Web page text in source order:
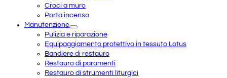
Croci a muro
Porta incenso
Manutenzione
Pulizia e riparazione
Equipaggiamento protettivo in tessuto Lotus
Bandiere di restauro
Restauro di paramenti
Restauro di strumenti liturgici